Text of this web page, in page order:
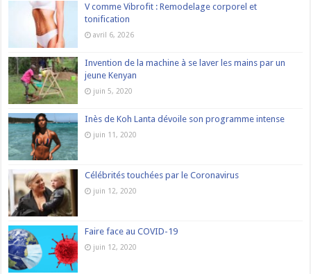
V comme Vibrofit : Remodelage corporel et
tonification
avril 6, 2026
Invention de la machine à se laver les mains par un
jeune Kenyan
juin 5, 2020
Inès de Koh Lanta dévoile son programme intense
juin 11, 2020
Célébrités touchées par le Coronavirus
juin 12, 2020
Faire face au COVID-19
juin 12, 2020